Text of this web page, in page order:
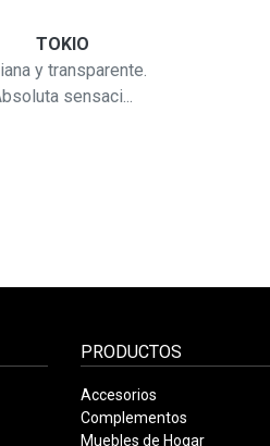
TOKIO
y transparente.
sensaci...
PRODUCTOS
Accesorios
Complementos
Muebles de Hogar